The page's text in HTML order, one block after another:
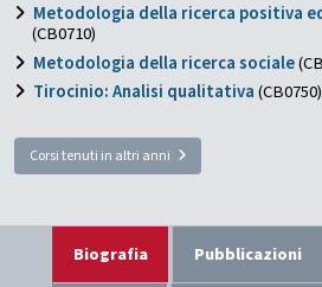
Metodologia della ricerca positiva
(CB0710)
Metodologia della ricerca sociale
Tirocinio: Analisi qualitativa(CB0750)
Corsi tenuti in altri anni
Biografia Pubblicazioni